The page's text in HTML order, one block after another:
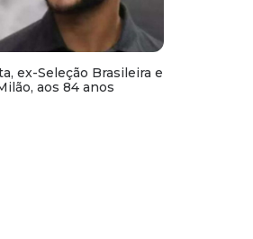
ex-Seleção Brasileira e
aos 84 anos